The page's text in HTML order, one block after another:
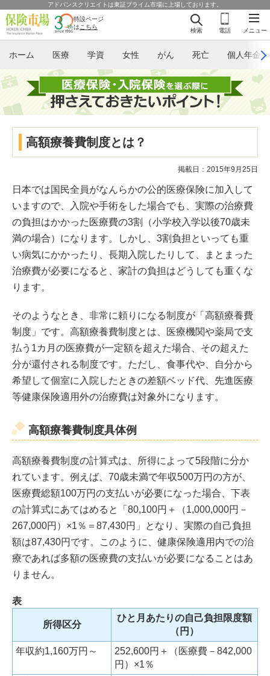
アドバンスクリエイトは東証プライム市場に上場しております。
メニュー
検索 電話
特設ページ
は こちら
ホーム 医療 学資 女性 がん 死亡 個人年金
高額療養費制度とは？
掲載日：2015年9月25日
日本では国民全員がなんらかの公的医療保険に加入して
いますので、入院や手術をした場合でも、実際の治療費
の負担はかかった医療費の3割（小学校入学以後70歳未
満の場合）になります。しかし、3割負担といっても重
い病気にかかったり、長期入院したりして、まとまった
治療費が必要になると、家計の負担はどうしても重くな
ります。
そのようなとき、非常に頼りになる制度が「高額療養費
制度」です。高額療養費制度とは、医療機関や薬局で支
払う1カ月の医療費が一定額を超えた場合、その超えた
分が還付される制度です。ただし、食事代や、自分から
希望して個室に入院したときの差額ベッド代、先進医療
等健康保険適用外の治療費は対象外になります。
高額療養費制度具体例
高額療養費制度の計算式は、所得によって5段階に分か
れています。例えば、70歳未満で年収500万円の方が、
医療費総額100万円の支払いが必要になった場合、下表
の計算式にあてはめると「80,100円＋（1,000,000円－
267,000円）×1％＝87,430円」となり、実際の自己負担
額は87,430円です。このように、健康保険適用内での治
療であれば多額の医療費の支払いが必要になることはあ
りません。
表
所得区分
ひと月あたりの自己負担限度額
（円）
年収約1,160万円～
252,600円＋（医療費－842,000
円）×1％